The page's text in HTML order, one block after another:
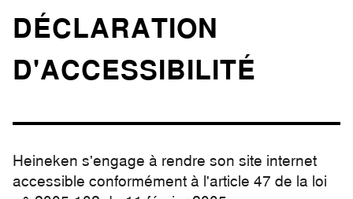
DÉCLARATION
D'ACCESSIBILITÉ
Heineken s'engage à rendre son site internet
accessible conformément à l'article 47 de la loi